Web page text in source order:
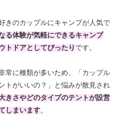
きのカップルにキャンプが人気で
る体験が気軽にできるキャンプ
トドアとしてぴったり です。
常に種類が多いため、「カップル
トがいいの？」と悩みが散見され
きさやどのタイプのテントが設営
しまいます。